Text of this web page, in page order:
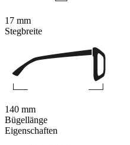
Eigenschaften
17 mm
Stegbreite
140 mm
Bügellänge